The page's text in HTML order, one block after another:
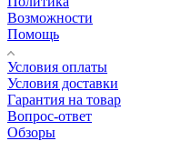
Возможности
Помощь
Условия оплаты
Условия доставки
Гарантия на товар
Вопрос-ответ
Обзоры